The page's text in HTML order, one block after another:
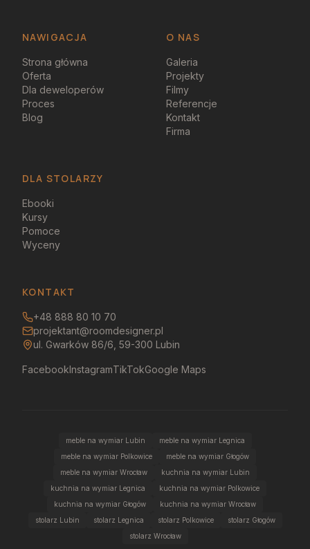
NAWIGACJA O NAS
Strona główna
Oferta
Dla deweloperów
Proces
Blog
Galeria
Projekty
Filmy
Referencje
Kontakt
Firma
DLA STOLARZY
Ebooki
Kursy
Pomoce
Wyceny
KONTAKT
+48 888 80 10 70
projektant@roomdesigner.pl
ul. Gwarków 86/6, 59-300 Lubin
FacebookInstagramTikTokGoogle Maps
meble na wymiar Lubin
meble na wymiar Legnica
meble na wymiar Polkowice
meble na wymiar Głogów
meble na wymiar Wrocław
kuchnia na wymiar Lubin
kuchnia na wymiar Legnica
kuchnia na wymiar Polkowice
kuchnia na wymiar Głogów
kuchnia na wymiar Wrocław
stolarz Lubin
stolarz Legnica stolarz Polkowice
stolarz Głogów
stolarz Wrocław